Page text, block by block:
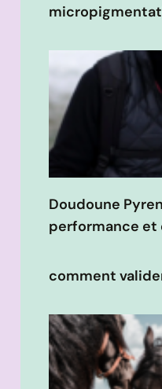
Doudoune
performance et
comment